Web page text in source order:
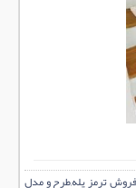
ترمز پله,طرح و مدل